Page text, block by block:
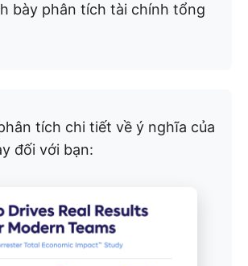
bày phân tích tài chính tổng
tích chi tiết về ý nghĩa của
đối với bạn: